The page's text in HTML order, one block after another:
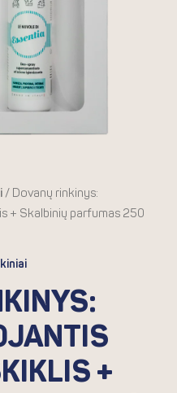
/ Dovanų rinkinys:
+ Skalbinių parfumas 250
+